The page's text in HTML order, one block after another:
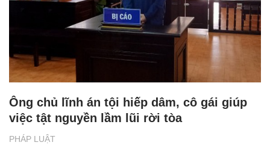
PHÁP LUẬT
Ông chủ lĩnh án tội hiếp dâm, cô gái giúp
việc tật nguyền lầm lũi rời tòa